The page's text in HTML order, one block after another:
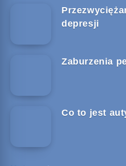
depresji
Zaburzenia
Co to jest